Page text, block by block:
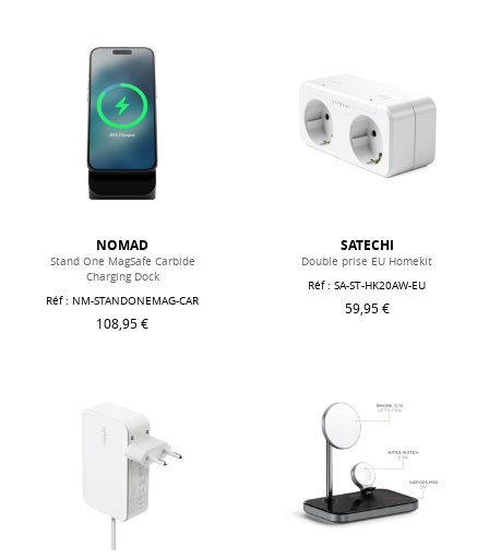
NOMAD
Stand One MagSafe Carbide
Charging Dock
Réf : NM-STANDONEMAG-CAR
108,95 €
SATECHI
Double prise EU Homekit
Réf : SA-ST-HK20AW-EU
59,95 €